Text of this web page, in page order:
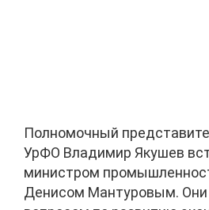
Полномочный
УрФО Владимир Якушев
министром
Денисом Мантуровым. Они